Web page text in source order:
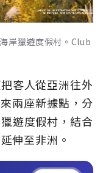
岸獵遊度假村。Club
客人從亞洲往外
兩座新據點，分
遊度假村，結合
伸至非洲。